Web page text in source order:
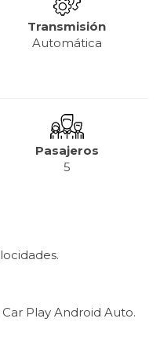
Transmisión
Automática
Pasajeros
5
Play Android Auto.